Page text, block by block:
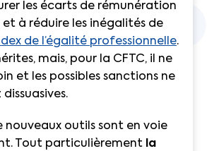
les écarts de rémunération
et à réduire les inégalités de
de l’égalité professionnelle.
mais, pour la CFTC, il ne
et les possibles sanctions ne
nouveaux outils sont en voie
Tout particulièrement la